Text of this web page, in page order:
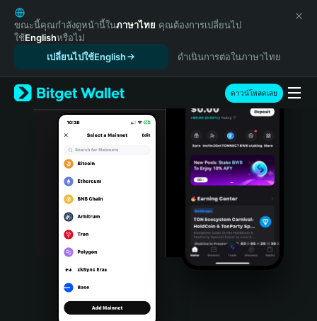
English
日本語
Tiếng Việt
Español (Latinoamérica)
Türkçe
Italiano
Português (Portugal)
Bahasa Indonesia
Português (Brasil)
Español (Argentina)
ขณะนี้คุณกำลังดูหน้านี้ในภาษาไทย คุณต้องการเปลี่ยนไป
ใช้Englishหรือไม่
เปลี่ยนไปใช้English
ดำเนินการต่อในภาษาไทย
ดาวน์โหลดเลย